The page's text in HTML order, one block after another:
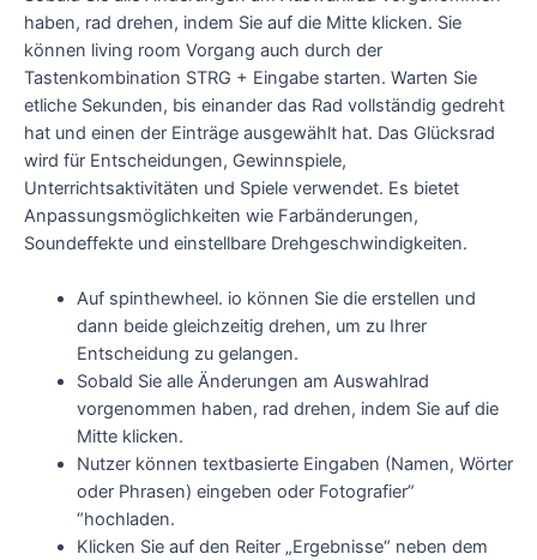
haben, rad drehen, indem Sie auf die Mitte klicken. Sie
können living room Vorgang auch durch der
Tastenkombination STRG + Eingabe starten. Warten Sie
etliche Sekunden, bis einander das Rad vollständig gedreht
hat und einen der Einträge ausgewählt hat. Das Glücksrad
wird für Entscheidungen, Gewinnspiele,
Unterrichtsaktivitäten und Spiele verwendet. Es bietet
Anpassungsmöglichkeiten wie Farbänderungen,
Soundeffekte und einstellbare Drehgeschwindigkeiten.
Auf spinthewheel. io können Sie die erstellen und
dann beide gleichzeitig drehen, um zu Ihrer
Entscheidung zu gelangen.
Sobald Sie alle Änderungen am Auswahlrad
vorgenommen haben, rad drehen, indem Sie auf die
Mitte klicken.
Nutzer können textbasierte Eingaben (Namen, Wörter
oder Phrasen) eingeben oder Fotografier”
“hochladen.
Klicken Sie auf den Reiter „Ergebnisse“ neben dem